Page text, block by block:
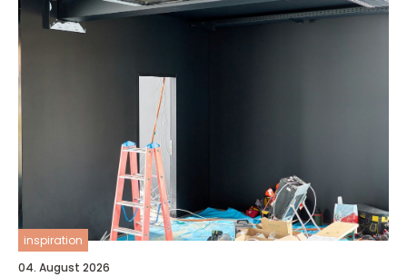
inspiration
04. August 2026